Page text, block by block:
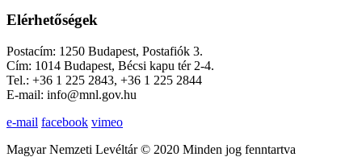
Elérhetőségek
Postacím: 1250 Budapest, Postafiók 3.
Cím: 1014 Budapest, Bécsi kapu tér 2-4.
Tel.: +36 1 225 2843, +36 1 225 2844
E-mail: info@mnl.gov.hu
e-mail facebook vimeo
Magyar Nemzeti Levéltár © 2020 Minden jog fenntartva